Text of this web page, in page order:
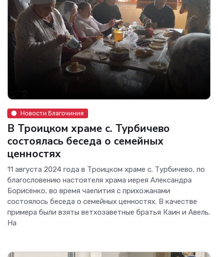
Новости Благочиния
В Троицком храме с. Турбичево
состоялась беседа о семейных
ценностях
11 августа 2024 года в Троицком храме с. Турбичево, по
благословению настоятеля храма иерея Александра
Борисенко, во время чаепития с прихожанами
состоялось беседа о семейных ценностях. В качестве
примера были взяты ветхозаветные братья Каин и Авель.
На